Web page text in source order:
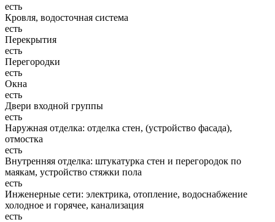
есть
Кровля, водосточная система
есть
Перекрытия
есть
Перегородки
есть
Окна
есть
Двери входной группы
есть
Наружная отделка: отделка стен, (устройство фасада),
отмостка
есть
Внутренняя отделка: штукатурка стен и перегородок по
маякам, устройство стяжки пола
есть
Инженерные сети: электрика, отопление, водоснабжение
холодное и горячее, канализация
есть